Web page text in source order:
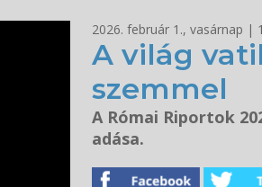
2026. február 1., vasárnap |
A világ
szemmel
A Római Riportok
adása.